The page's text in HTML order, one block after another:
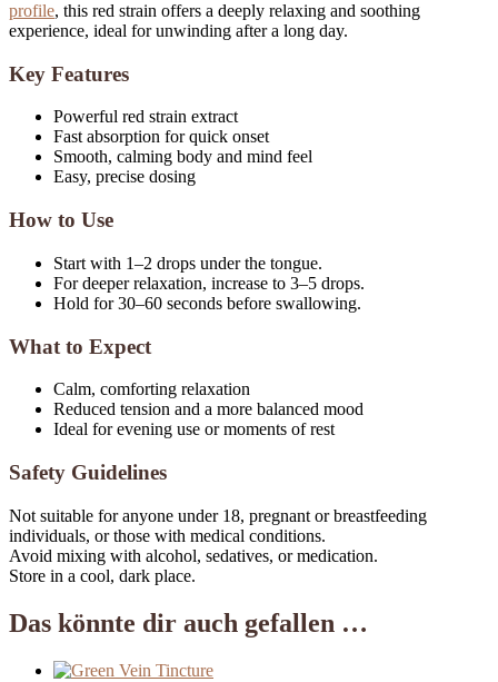
profile, this red strain offers a deeply relaxing and soothing
experience, ideal for unwinding after a long day.
Key Features
Powerful red strain extract
Fast absorption for quick onset
Smooth, calming body and mind feel
Easy, precise dosing
How to Use
Start with 1–2 drops under the tongue.
For deeper relaxation, increase to 3–5 drops.
Hold for 30–60 seconds before swallowing.
What to Expect
Calm, comforting relaxation
Reduced tension and a more balanced mood
Ideal for evening use or moments of rest
Safety Guidelines
Not suitable for anyone under 18, pregnant or breastfeeding
individuals, or those with medical conditions.
Avoid mixing with alcohol, sedatives, or medication.
Store in a cool, dark place.
Das könnte dir auch gefallen …